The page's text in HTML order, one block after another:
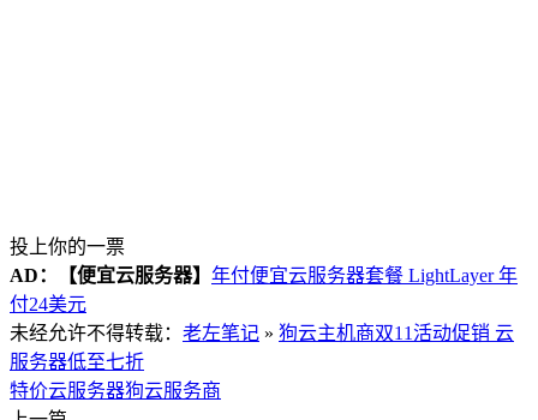
投上你的一票
AD：
【便宜云服务器】 年付便宜云服务器套餐 LightLayer 年
付24美元
未经允许不得转载： 老左笔记 » 狗云主机商双11活动促销 云
服务器低至七折
特价云服务器狗云服务商